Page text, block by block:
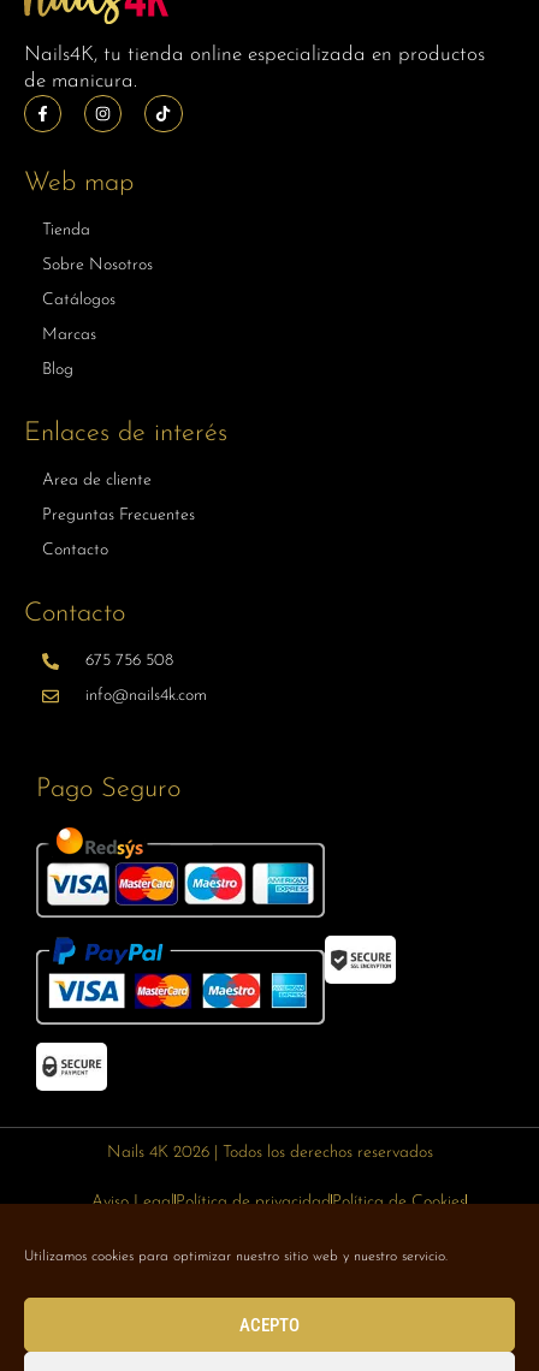
Utilizamos cookies para optimizar nuestro sitio web y nuestro servicio.
ACEPTO
Nails4K, tu tienda online especializada en productos
de manicura.
Web map
Tienda
Sobre Nosotros
Catálogos
Marcas
Blog
Enlaces de interés
Area de cliente
Preguntas Frecuentes
Contacto
Contacto
675 756 508
info@nails4k.com
Pago Seguro
Nails 4K 2026 | Todos los derechos reservados
Aviso LegalPolítica de privacidadPolítica de Cookies